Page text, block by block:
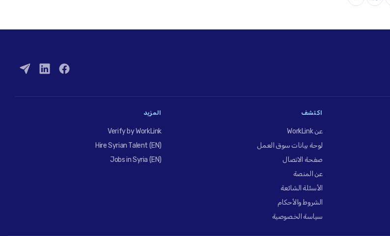
اكتشف
عن WorkLink
لوحة بيانات سوق العمل
صفحة الاتصال
عن المنصة
الأسئلة الشائعة
الشروط والأحكام
سياسة الخصوصية
المزيد
Verify by WorkLink
Hire Syrian Talent (EN)
Jobs in Syria (EN)